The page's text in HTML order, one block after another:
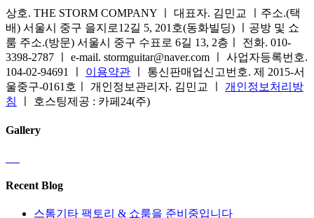
니
다.
상
품
페
이
지
할
션
이
이
상
품
에
있
습
지
상호. THE STORM COMPANY ㅣ 대표자. 김민교 ㅣ주소.(택
배) 서울시 중구 을지로12길 5, 201호(동화빌딩) ㅣ공방 및 쇼
룸 주소.(방문) 서울시 중구 수표로 6길 13, 2층ㅣ 전화. 010-
3398-2787 ㅣ e-mail. stormguitar@naver.com ㅣ 사업자등록번호.
104-02-94691 ㅣ 이용약관 ㅣ 통신판매업신고번호. 제 2015-서
울중구-0161호ㅣ 개인정보관리자. 김민교 ㅣ 개인정보처리방
침
ㅣ 호스팅제공 : 카페24(주)
Gallery
Recent Blog
스톰기타 팩토리 & 쇼룸을 준비중입니다